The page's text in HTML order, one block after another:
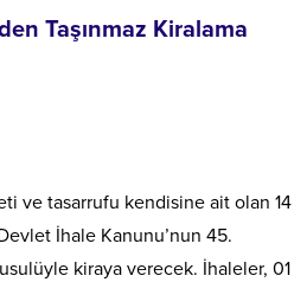
Taşınmaz Kiralama
ve tasarrufu kendisine ait olan 14
İhale Kanunu’nun 45.
kiraya verecek. İhaleler, 01